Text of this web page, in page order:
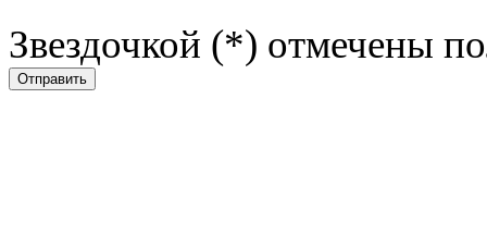
Звездочкой (*) отмечены